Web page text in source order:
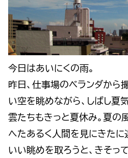
今日はあいにくの雨。
昨日、仕事場のベランダから
い空を眺めながら、しばし夏気
雲たちもきっと夏休み。夏の
へたあるく人間を見にきたに
いい眺めを取ろうと、きそっ